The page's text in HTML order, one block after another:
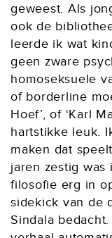
geweest. Als
ook de
leerde ik wat
geen zware
homoseksuele
of borderline
Hoef’, of ‘Karl
hartstikke leuk.
maken dat
jaren zestig was
filosofie erg in
sidekick van de
Sindala